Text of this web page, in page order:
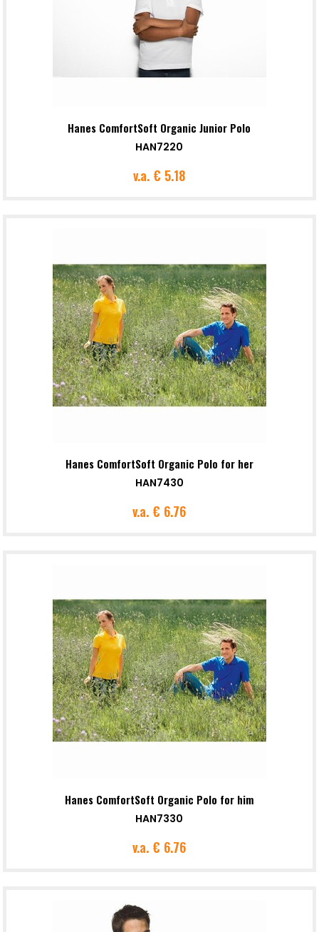
Hanes ComfortSoft Organic Junior Polo
HAN7220
v.a. € 5.18
Hanes ComfortSoft Organic Polo for her
HAN7430
v.a. € 6.76
Hanes ComfortSoft Organic Polo for him
HAN7330
v.a. € 6.76